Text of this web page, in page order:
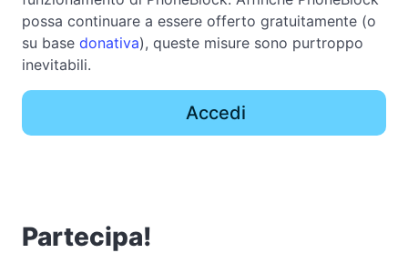
possa continuare a essere offerto gratuitamente (o
su base donativa), queste misure sono purtroppo
inevitabili.
Accedi
Partecipa!